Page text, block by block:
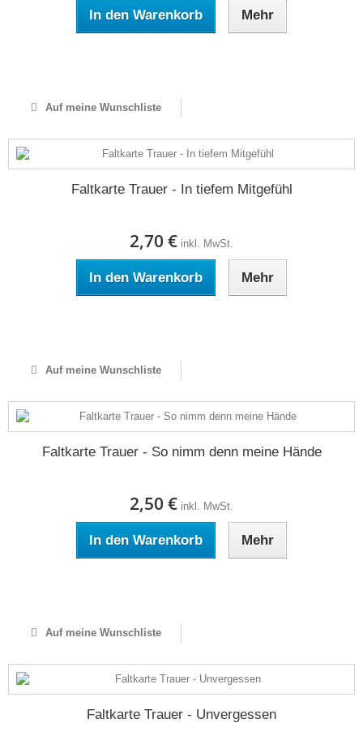
In den Warenkorb Mehr
Auf meine Wunschliste
Faltkarte Trauer - In tiefem Mitgefühl
2,70 € inkl. MwSt.
In den Warenkorb Mehr
Auf meine Wunschliste
Faltkarte Trauer - So nimm denn meine Hände
2,50 € inkl. MwSt.
In den Warenkorb Mehr
Auf meine Wunschliste
Faltkarte Trauer - Unvergessen